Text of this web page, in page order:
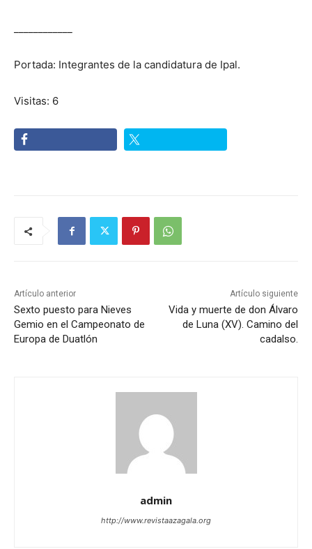
Portada: Integrantes de la candidatura de Ipal.
Visitas: 6
Artículo anterior
Sexto puesto para Nieves
Gemio en el Campeonato de
Europa de Duatlón
Artículo siguiente
Vida y muerte de don Álvaro
de Luna (XV). Camino del
cadalso.
admin
http://www.revistaazagala.org